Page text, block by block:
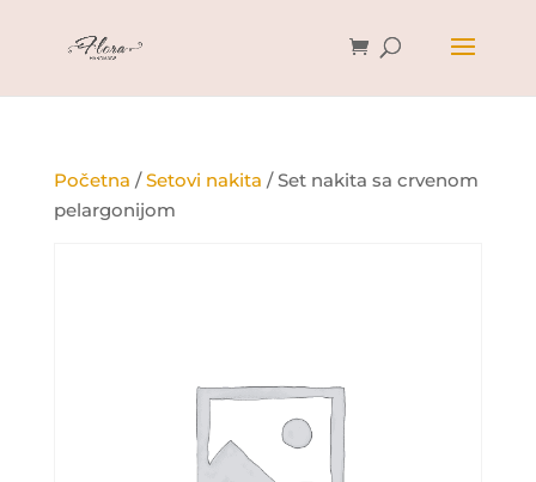
Početna /Setovi nakita / Set nakita sa crvenom
pelargonijom